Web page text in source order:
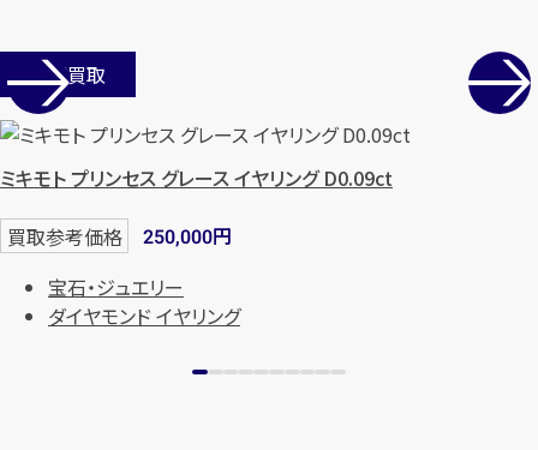
最短 1
今すぐ査定金額をお伝えいた
します
まずは お電話
【総合受付】24時間・年中無休(年末年
店舗買取
ミキモト プリンセス グレース イヤリング D0.09ct
買取参考価格 250,000円
宝石・ジュエリー
ダイヤモンド イヤリング